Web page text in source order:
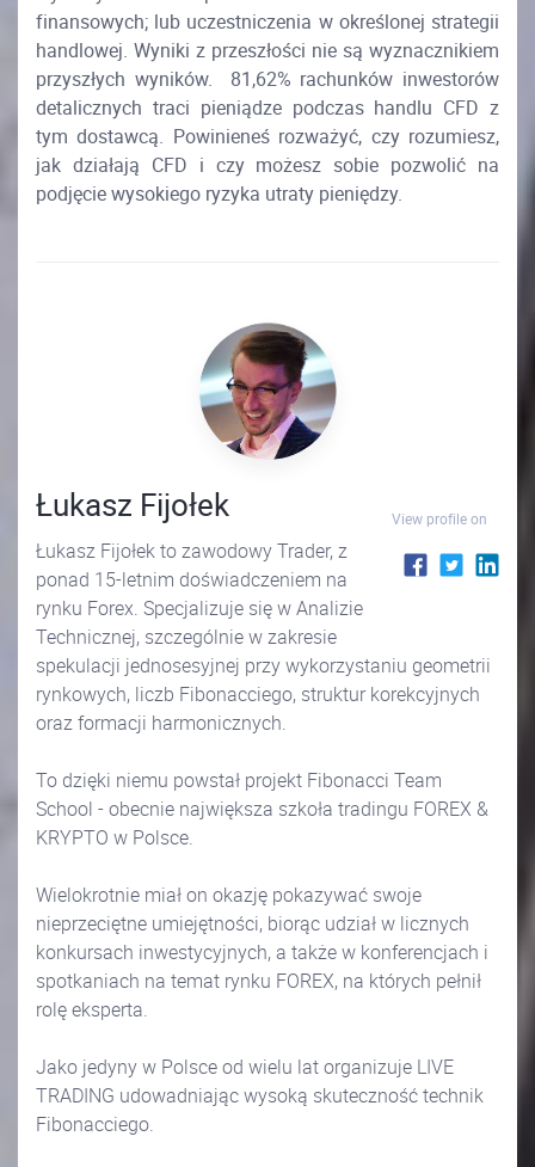
finansowych; lub uczestniczenia w określonej strategii
handlowej. Wyniki z przeszłości nie są wyznacznikiem
przyszłych wyników. 81,62% rachunków inwestorów
detalicznych traci pieniądze podczas handlu CFD z
tym dostawcą. Powinieneś rozważyć, czy rozumiesz,
jak działają CFD i czy możesz sobie pozwolić na
podjęcie wysokiego ryzyka utraty pieniędzy.
View profile on
Łukasz Fijołek
Łukasz Fijołek to zawodowy Trader, z
ponad 15-letnim doświadczeniem na
rynku Forex. Specjalizuje się w Analizie
Technicznej, szczególnie w zakresie
spekulacji jednosesyjnej przy wykorzystaniu geometrii
rynkowych, liczb Fibonacciego, struktur korekcyjnych
oraz formacji harmonicznych.
To dzięki niemu powstał projekt Fibonacci Team
School - obecnie największa szkoła tradingu FOREX &
KRYPTO w Polsce.
Wielokrotnie miał on okazję pokazywać swoje
nieprzeciętne umiejętności, biorąc udział w licznych
konkursach inwestycyjnych, a także w konferencjach i
spotkaniach na temat rynku FOREX, na których pełnił
rolę eksperta.
Jako jedyny w Polsce od wielu lat organizuje LIVE
TRADING udowadniając wysoką skuteczność technik
Fibonacciego.